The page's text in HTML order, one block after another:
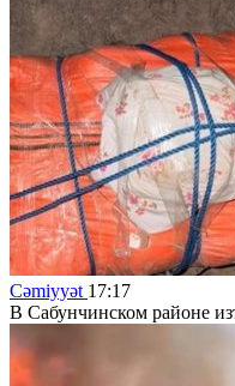
Cəmiyyət 17:17
В Сабунчинском районе